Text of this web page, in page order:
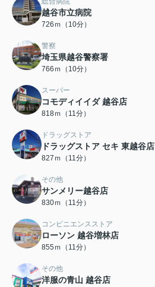
越谷市立病院
726ｍ（10分）
警察
埼玉県越谷警察署
766ｍ（10分）
スーパー
コモディイイダ 越谷店
818ｍ（11分）
ドラッグストア
ドラッグストア セキ 東越谷店
827ｍ（11分）
その他
サンメリー越谷店
830ｍ（11分）
コンビニエンスストア
ローソン 越谷増林店
855ｍ（11分）
その他
洋服の青山 越谷店